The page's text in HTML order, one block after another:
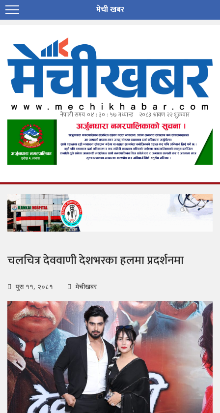
मेची खबर
चलचित्र देववाणी देशभरका हलमा प्रदर्शनमा
पुस ११, २०८१ मेचीखबर